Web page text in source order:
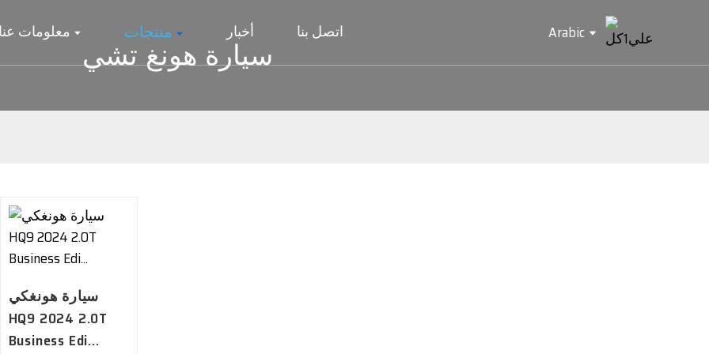
معلومات منتجات أخبار اتصل بنا Arabic
سيارة هونغ تشي
سيارة هونغكي
HQ9 2024 2.0T
Business Edi...